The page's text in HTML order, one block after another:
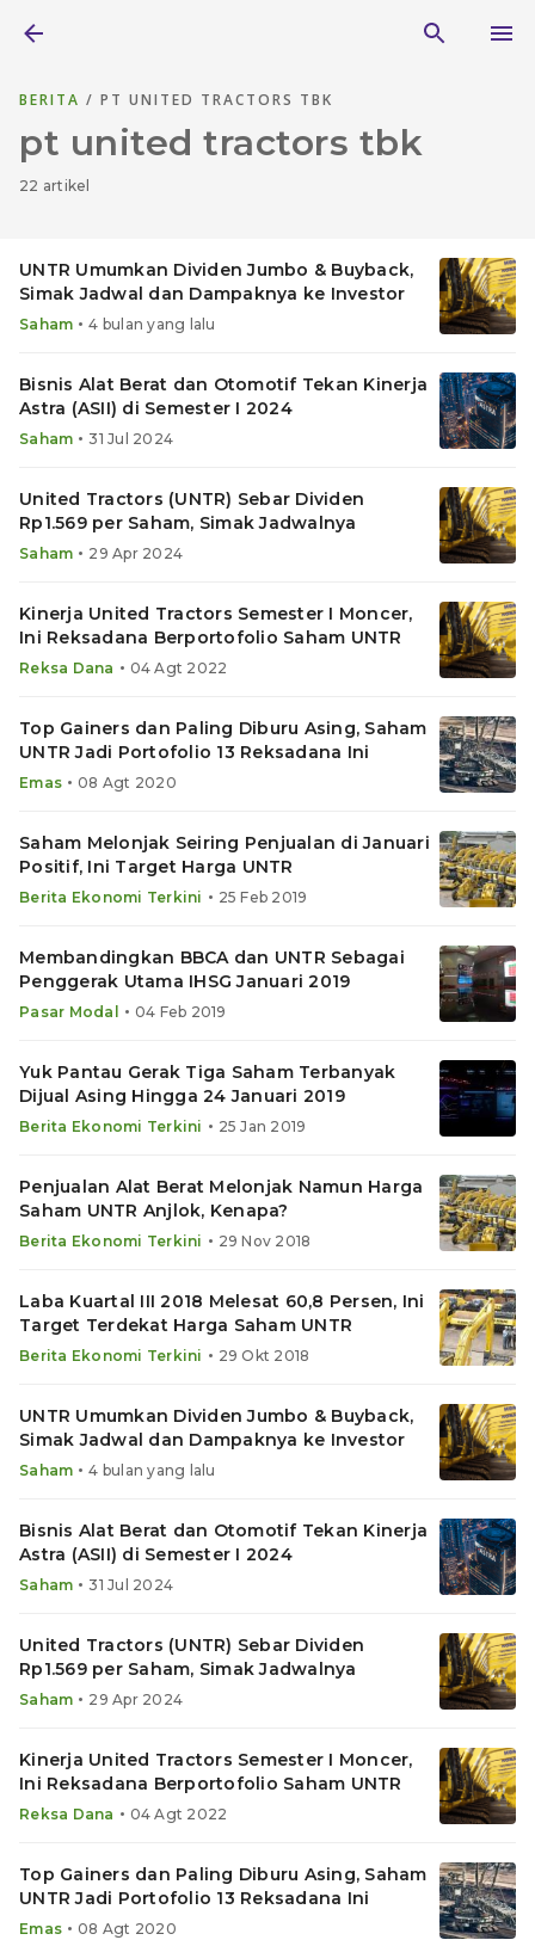
BERITA / PT UNITED TRACTORS TBK
pt united tractors tbk
22 artikel
UNTR Umumkan Dividen Jumbo & Buyback,
Simak Jadwal dan Dampaknya ke Investor
Saham • 4 bulan yang lalu
Bisnis Alat Berat dan Otomotif Tekan Kinerja
Astra (ASII) di Semester I 2024
Saham • 31 Jul 2024
United Tractors (UNTR) Sebar Dividen
Rp1.569 per Saham, Simak Jadwalnya
Saham • 29 Apr 2024
Kinerja United Tractors Semester I Moncer,
Ini Reksadana Berportofolio Saham UNTR
Reksa Dana • 04 Agt 2022
Top Gainers dan Paling Diburu Asing, Saham
UNTR Jadi Portofolio 13 Reksadana Ini
Emas • 08 Agt 2020
Saham Melonjak Seiring Penjualan di Januari
Positif, Ini Target Harga UNTR
Berita Ekonomi Terkini • 25 Feb 2019
Membandingkan BBCA dan UNTR Sebagai
Penggerak Utama IHSG Januari 2019
Pasar Modal • 04 Feb 2019
Yuk Pantau Gerak Tiga Saham Terbanyak
Dijual Asing Hingga 24 Januari 2019
Berita Ekonomi Terkini • 25 Jan 2019
Penjualan Alat Berat Melonjak Namun Harga
Saham UNTR Anjlok, Kenapa?
Berita Ekonomi Terkini • 29 Nov 2018
Laba Kuartal III 2018 Melesat 60,8 Persen, Ini
Target Terdekat Harga Saham UNTR
Berita Ekonomi Terkini • 29 Okt 2018
UNTR Umumkan Dividen Jumbo & Buyback,
Simak Jadwal dan Dampaknya ke Investor
Saham • 4 bulan yang lalu
Bisnis Alat Berat dan Otomotif Tekan Kinerja
Astra (ASII) di Semester I 2024
Saham • 31 Jul 2024
United Tractors (UNTR) Sebar Dividen
Rp1.569 per Saham, Simak Jadwalnya
Saham • 29 Apr 2024
Kinerja United Tractors Semester I Moncer,
Ini Reksadana Berportofolio Saham UNTR
Reksa Dana • 04 Agt 2022
Top Gainers dan Paling Diburu Asing, Saham
UNTR Jadi Portofolio 13 Reksadana Ini
Emas • 08 Agt 2020